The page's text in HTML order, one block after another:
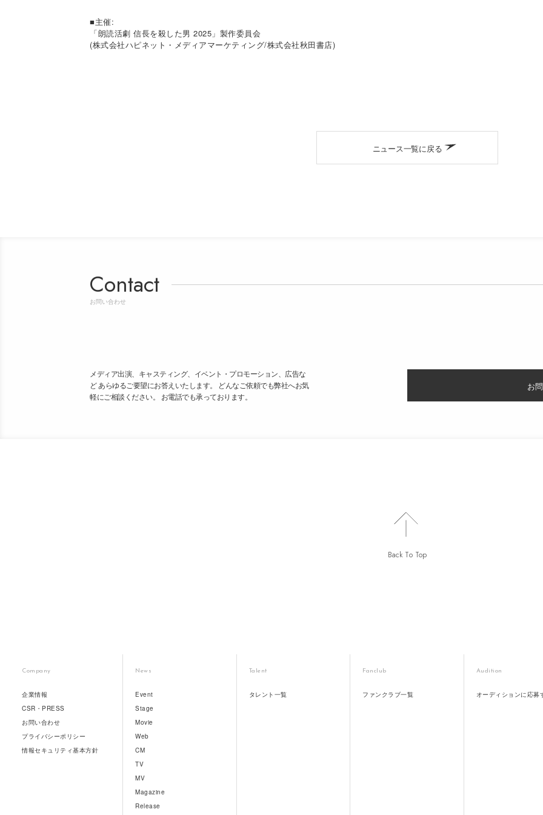
■主催:
「朗読活劇 信長を殺した男 2025」製作委員会
(株式会社ハピネット・メディアマーケティング/株式会社秋田書店)
ニュース一覧に戻る
Contact
お問い合わせ
メディア出演、キャスティング、イベント・プロモーション、広告な
ど あらゆるご要望にお答えいたします。 どんなご依頼でも弊社へお気
軽にご相談ください。 お電話でも承っております。
お
Back To Top
Company
企業情報
CSR・PRESS
お問い合わせ
プライバシーポリシー
情報セキュリティ基本方針
News
Event
Stage
Movie
Web
CM
TV
MV
Magazine
Release
Talent
タレント一覧
Fanclub
ファンクラブ一覧
Audition
オーディションに応募